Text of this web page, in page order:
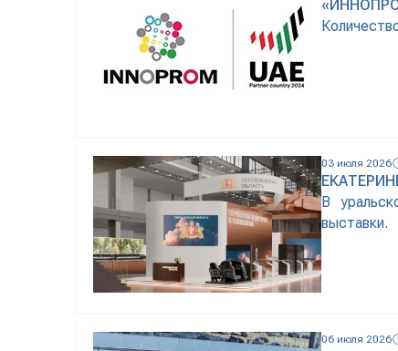
03 июля 2026
В
выставки.
06 июля 2026